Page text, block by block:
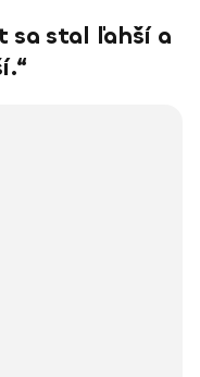
sa stal ľahší a